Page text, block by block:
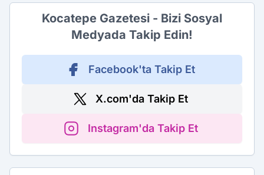
Kocatepe Gazetesi - Bizi Sosyal
Medyada Takip Edin!
Facebook'ta Takip Et
X.com'da Takip Et
Instagram'da Takip Et